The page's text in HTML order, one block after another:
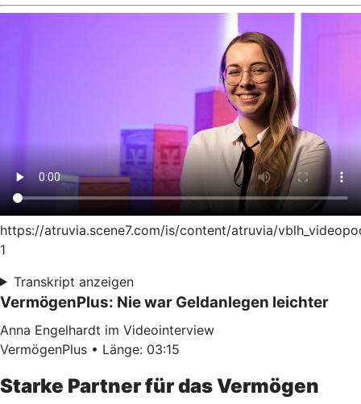
https://atruvia.scene7.com/is/content/atruvia/
1
Transkript anzeigen
VermögenPlus: Nie war Geldanlegen leichter
Anna Engelhardt im Videointerview
VermögenPlus • Länge: 03:15
Starke Partner für das Vermögen